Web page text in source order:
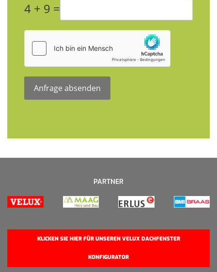
4 + 9 =
hCaptcha
Anfrage absenden
PARTNER
KLICKEN SIE HIER FÜR UNSEREN VELUX DACHFENSTER
KONFIGURATOR